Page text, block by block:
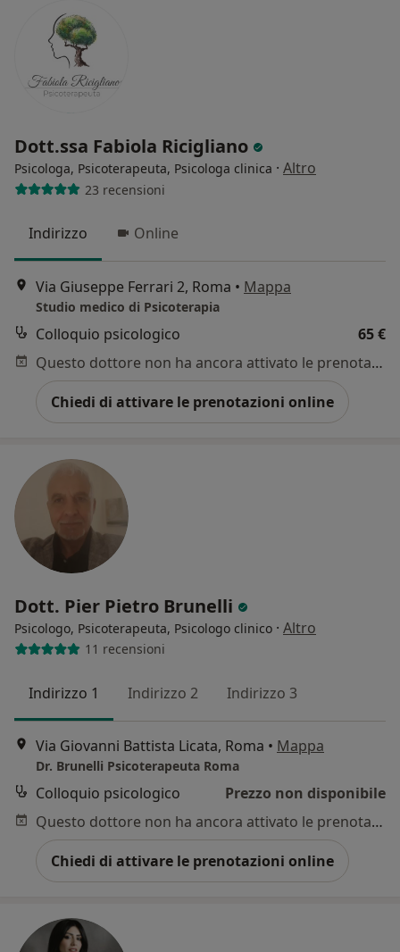
Dott.ssa Fabiola Ricigliano
Psicologa, Psicoterapeuta, Psicologa clinica · Altro
23 recensioni
Indirizzo Online
Via Giuseppe Ferrari 2, Roma • Mappa
Studio medico di Psicoterapia
Colloquio psicologico
65 €
Questo dottore non ha ancora attivato le prenotazioni online presso questo indirizzo.
Chiedi di attivare le prenotazioni online
Dott. Pier Pietro Brunelli
Psicologo, Psicoterapeuta, Psicologo clinico · Altro
11 recensioni
Indirizzo 1 Indirizzo 2 Indirizzo 3
Via Giovanni Battista Licata, Roma • Mappa
Dr. Brunelli Psicoterapeuta Roma
Colloquio psicologico
Prezzo non disponibile
Questo dottore non ha ancora attivato le prenotazioni online presso questo indirizzo.
Chiedi di attivare le prenotazioni online